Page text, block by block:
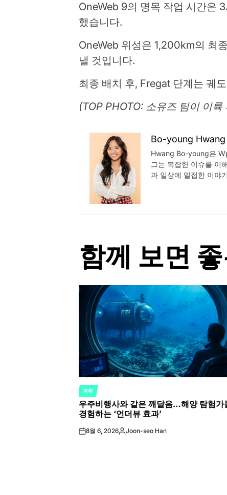
OneWeb 9의 명목 작업 시간은
했습니다.
OneWeb 위성은 1,200km의 최
낼 것입니다.
최종 배치 후, Fregat 단계는 궤
(TOP PHOTO: 소유즈 팀이 이
Bo-young Hwang
Hwang Bo-young은
그는 복잡한 이슈를 이
과 일상에 밀접한 이야
함께 보면
POSTED
IN
과학
우주비행사와 같은 깨달음…해양 탐험가
경험하는 ‘언더뷰 효과’
on8월 6, 2026Posted
Joon-seo Han